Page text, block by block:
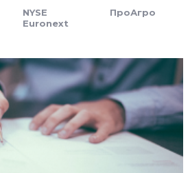
NYSE
Euronext
ПроАгро